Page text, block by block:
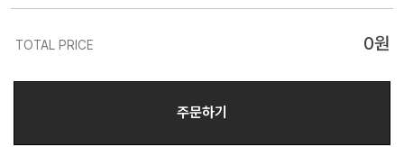
TOTAL PRICE 0원
주문하기